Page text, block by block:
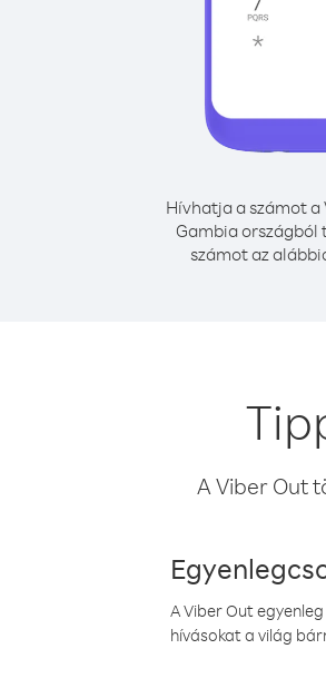
Hívhatja a számot
Gambia országból
számot az
A Viber Out
A Viber Out
hívásokat a világ